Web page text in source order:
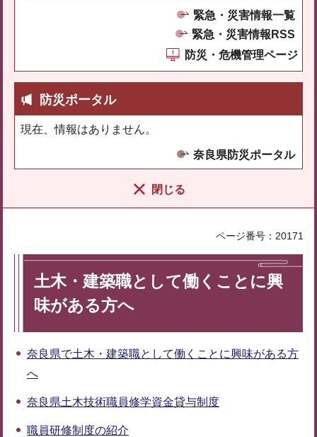
緊急・災害情報一覧
緊急・災害情報RSS
防災・危機管理ページ
防災ポータル
現在、情報はありません。
奈良県防災ポータル
閉じる
ページ番号：20171
土木・建築職として働くことに興
味がある方へ
奈良県で土木・建築職として働くことに興味がある方
へ
奈良県土木技術職員修学資金貸与制度
職員研修制度の紹介